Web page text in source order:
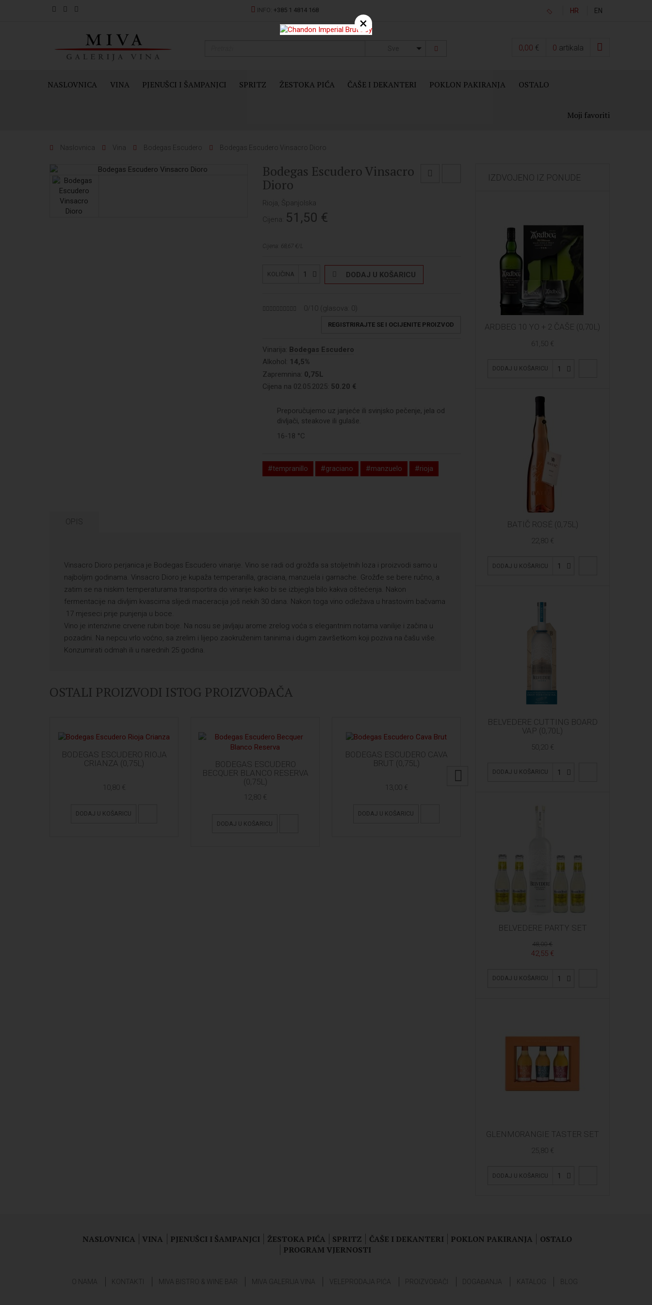
INFO: +385 1 4814 168 HR EN
0,00 € 0 artikala
NASLOVNICA VINA PJENUŠCI I ŠAMPANJCI SPRITZ ŽESTOKA PIĆA ČAŠE I DEKANTERI POKLON PAKIRANJA OSTALO
Moji favoriti
Naslovnica Vina Bodegas Escudero Bodegas Escudero Vinsacro Dioro
Bodegas Escudero Vinsacro
Dioro
Rioja, Španjolska
Cijena: 51,50 €
Cijena: 68,67 €/L
KOLIČINA 1 DODAJ U KOŠARICU
0/10 (glasova: 0)
REGISTRIRAJTE SE I OCIJENITE PROIZVOD
Vinarija: Bodegas Escudero
Alkohol: 14,5%
Zapremnina: 0,75L
Cijena na 02.05.2025: 50.20 €
Preporučujemo uz janjeće ili svinjsko pečenje, jela od
divljači, steakove ili gulaše.
16-18 °C
#tempranillo #graciano #manzuelo #rioja
OPIS
Vinsacro Dioro perjanica je Bodegas Escudero vinarije. Vino se radi od grožđa sa stoljetnih loza i proizvodi samo u
najboljim godinama. Vinsacro Dioro je kupaža temperanilla, graciana, manzuela i garnache. Grožđe se bere ručno, a
zatim se na niskim temperaturama transportira do vinarije kako bi se izbjegla bilo kakva oštećenja. Nakon
fermentacije na divljim kvascima slijedi maceracija još nekih 30 dana. Nakon toga vino odležava u hrastovim bačvama
17 mjeseci prije punjenja u boce.
Vino je intenzivne crvene rubin boje. Na nosu se javljaju arome zrelog voća s elegantnim notama vanilije i začina u
pozadini. Na nepcu vrlo voćno, sa zrelim i lijepo zaokruženim taninima i dugim završetkom koji poziva na čašu više.
Konzumirati odmah ili u narednih 25 godina.
OSTALI PROIZVODI ISTOG PROIZVOĐAČA
BODEGAS ESCUDERO RIOJA
CRIANZA (0,75L)
10,80 €
DODAJ U KOŠARICU
BODEGAS ESCUDERO
BECQUER BLANCO RESERVA
(0,75L)
12,80 €
DODAJ U KOŠARICU
BODEGAS ESCUDERO CAVA
BRUT (0,75L)
13,00 €
DODAJ U KOŠARICU
IZDVOJENO IZ PONUDE
ARDBEG 10 YO + 2 ČAŠE (0,70L)
61,50 €
DODAJ U KOŠARICU 1
BATIČ ROSÉ (0,75L)
22,80 €
DODAJ U KOŠARICU 1
BELVEDERE CUTTING BOARD
VAP (0,70L)
50,20 €
DODAJ U KOŠARICU 1
BELVEDERE PARTY SET
48,00 €
42,55 €
DODAJ U KOŠARICU 1
GLENMORANGIE TASTER SET
25,80 €
DODAJ U KOŠARICU 1
NASLOVNICA VINA PJENUŠCI I ŠAMPANJCI ŽESTOKA PIĆA SPRITZ ČAŠE I DEKANTERI POKLON PAKIRANJA
OSTALO
PROGRAM VJERNOSTI
O NAMA KONTAKTI MIVA BISTRO & WINE BAR MIVA GALERIJA VINA VELEPRODAJA PIĆA PROIZVOĐAČI DOGAĐANJA KATALOG BLOG
×